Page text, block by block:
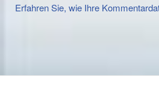
Erfahren Sie, wie Ihre